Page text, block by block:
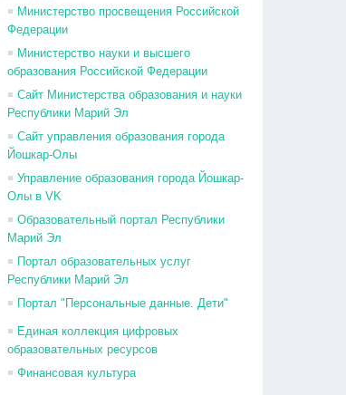
Министерство просвещения Российской
Федерации
Министерство науки и высшего
образования Российской Федерации
Сайт Министерства образования и науки
Республики Марий Эл
Сайт управления образования города
Йошкар-Олы
Управление образования города Йошкар-
Олы в VK
Образовательный портал Республики
Марий Эл
Портал образовательных услуг
Республики Марий Эл
Портал "Персональные данные. Дети"
Единая коллекция цифровых
образовательных ресурсов
Финансовая культура